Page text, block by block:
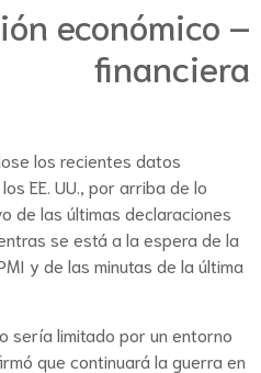
económico –
financiera
los recientes datos
EE. UU., por arriba de lo
de las últimas declaraciones
se está a la espera de la
y de las minutas de la última
sería limitado por un entorno
que continuará la guerra en